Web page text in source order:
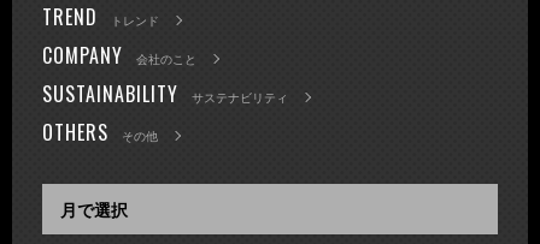
TREND トレンド
COMPANY 会社のこと
SUSTAINABILITY サステナビリティ
OTHERS その他